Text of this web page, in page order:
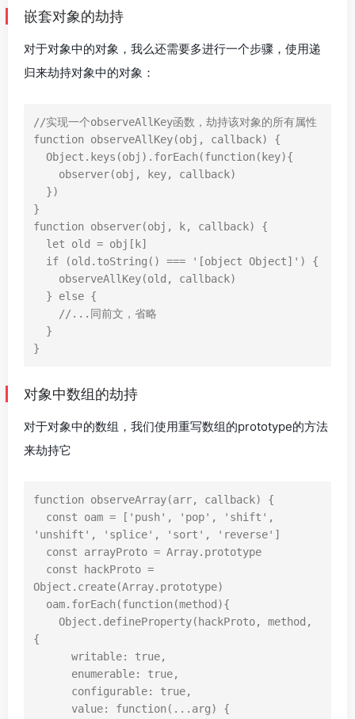
嵌套对象的劫持
对于对象中的对象，我么还需要多进行一个步骤，使用递
归来劫持对象中的对象：
//实现一个observeAllKey函数，劫持该对象的所有属性
function observeAllKey(obj , callback)
{
Object . keys (obj ). forEach(function( key){
observer(obj , key, callback)
})
}
function observer(obj , k, callback)
{
let
old = obj [ k]
if
(old . toString () === '[object Object]' )
{
observeAllKey(old , callback)
}
else {
//...同前文，省略
}
}
对象中数组的劫持
对于对象中的数组，我们使用重写数组的prototype的方法
来劫持它
function observeArray(arr, callback)
{
const
oam = [ 'push' , 'pop' , 'shift' ,
'unshift' , 'splice' , 'sort' , 'reverse' ]
const
arrayProto = Array. prototype
const
hackProto =
Object . create(Array. prototype)
oam. forEach(function(method ){
Object . defineProperty( hackProto, method ,
{
writable: true,
enumerable: true,
configurable: true,
value: function(... arg)
{